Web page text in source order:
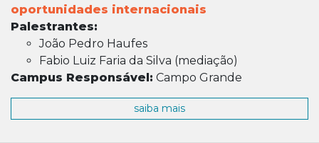
oportunidades internacionais
Palestrantes:
João Pedro Haufes
Fabio Luiz Faria da Silva (mediação)
Campus Responsável: Campo Grande
saiba mais